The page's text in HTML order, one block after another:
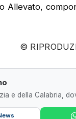
Allevato,
©
e della Calabria,